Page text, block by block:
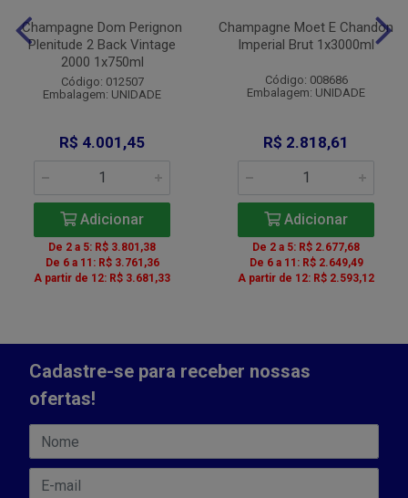
Champagne Dom Perignon
Plenitude 2 Back Vintage
2000 1x750ml
Código: 012507
Embalagem: UNIDADE
R$ 4.001,45
Adicionar
De 2 a 5: R$ 3.801,38
De 6 a 11: R$ 3.761,36
A partir de 12: R$ 3.681,33
Champagne Moet E Chandon
Imperial Brut 1x3000ml
Código: 008686
Embalagem: UNIDADE
R$ 2.818,61
Adicionar
De 2 a 5: R$ 2.677,68
De 6 a 11: R$ 2.649,49
A partir de 12: R$ 2.593,12
Cadastre-se para receber nossas
ofertas!